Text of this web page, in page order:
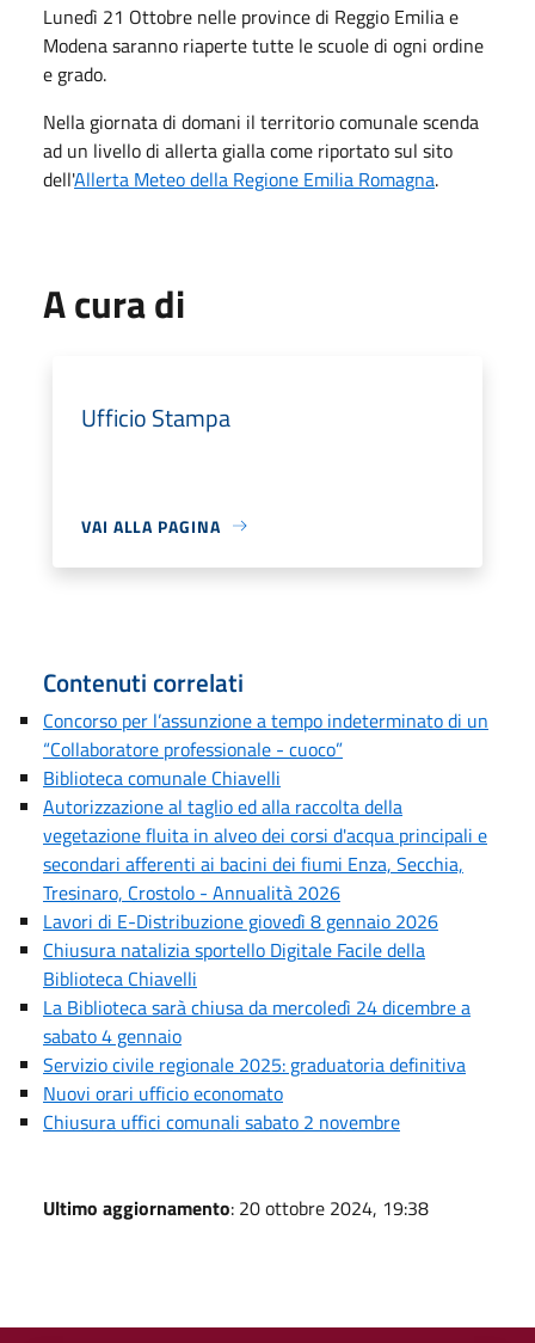
Lunedì 21 Ottobre nelle province di Reggio Emilia e
Modena saranno riaperte tutte le scuole di ogni ordine
e grado.
Nella giornata di domani il territorio comunale scenda
ad un livello di allerta gialla come riportato sul sito
dell'Allerta Meteo della Regione Emilia Romagna.
A cura di
Ufficio Stampa
VAI ALLA PAGINA
Contenuti correlati
Concorso per l’assunzione a tempo indeterminato di un
“Collaboratore professionale - cuoco”
Biblioteca comunale Chiavelli
Autorizzazione al taglio ed alla raccolta della
vegetazione fluita in alveo dei corsi d'acqua principali e
secondari afferenti ai bacini dei fiumi Enza, Secchia,
Tresinaro, Crostolo - Annualità 2026
Lavori di E-Distribuzione giovedì 8 gennaio 2026
Chiusura natalizia sportello Digitale Facile della
Biblioteca Chiavelli
La Biblioteca sarà chiusa da mercoledì 24 dicembre a
sabato 4 gennaio
Servizio civile regionale 2025: graduatoria definitiva
Nuovi orari ufficio economato
Chiusura uffici comunali sabato 2 novembre
Ultimo aggiornamento: 20 ottobre 2024, 19:38